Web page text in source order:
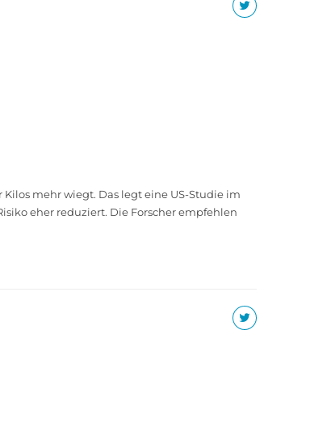
mehr wiegt. Das legt eine US-Studie im
eher reduziert. Die Forscher empfehlen